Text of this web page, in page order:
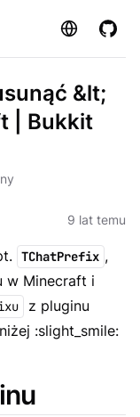
Strona
&lt;
| Bukkit
9 lat temu
TChatPrefix ,
w Minecraft i
z pluginu
:slight_smile: